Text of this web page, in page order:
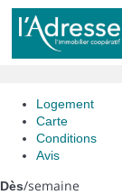
Logement
Carte
Conditions
Avis
Dès/semaine